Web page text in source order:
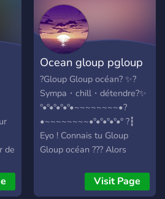
compétent avec des
recrutements régulier ! ✉
Un système de suggestion
car nous savons qu'il est
important d'écouter nos
membres ! ⚠ Le serveur
viens d'être créer donc tout
n'est pas encore en place.
de
➠
Ocean gloup pgloup
?Gloup Gloup océan? ✨?
Sympa・chill・détendre?✨
°•°•°•°•°•~~~~~~~~•?
•~~~~~~~~•°•°•°•°•° ?┇
Eyo ! Connais tu Gloup
Gloup océan ??? Alors
Si tu aimes chill, discuter, te
faire de nouveaux pote
Visit Page